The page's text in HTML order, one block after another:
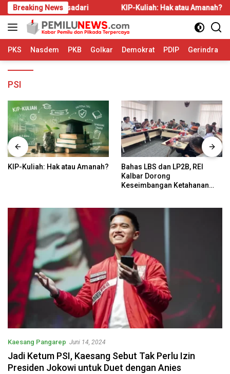
Langsung
ke
konten
Breaking News
Tidak Disadari KIP-Kuliah: Hak atau Amanah?
PKS Nasdem PKB Golkar Demokrat PDIP Gerindra
PSI
KIP-Kuliah: Hak atau Amanah?
Bahas LBS dan LP2B, REI
Kalbar Dorong
Keseimbangan Ketahanan
Kaesang Pangarep Juni 14, 2024
Jadi Ketum PSI, Kaesang Sebut Tak Perlu Izin
Presiden Jokowi untuk Duet dengan Anies